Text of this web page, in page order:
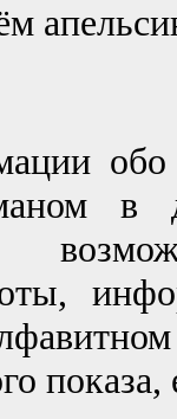
обо
в
показа,